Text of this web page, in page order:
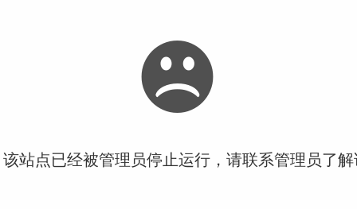
站点已经被管理员停止运行，请联系管理员了